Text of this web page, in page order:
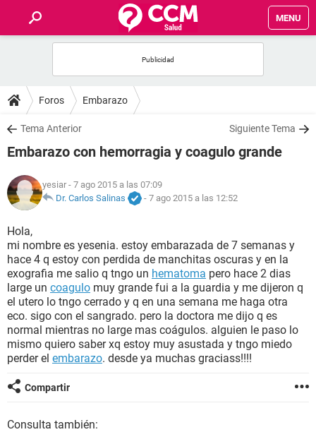
MENU
FOROS
SALUD
NUTRICIÓN
BIENESTAR
SEXUALIDAD
GLOSARIO
Foros Embarazo
Tema Anterior Siguiente Tema
Embarazo con hemorragia y coagulo grande
yesiar - 7 ago 2015 a las 07:09
Dr. Carlos Salinas
- 7 ago 2015 a las 12:52
Hola,
mi nombre es yesenia. estoy embarazada de 7 semanas y
hace 4 q estoy con perdida de manchitas oscuras y en la
exografia me salio q tngo un hematoma pero hace 2 dias
large un coagulo muy grande fui a la guardia y me dijeron q
el utero lo tngo cerrado y q en una semana me haga otra
eco. sigo con el sangrado. pero la doctora me dijo q es
normal mientras no large mas coágulos. alguien le paso lo
mismo quiero saber xq estoy muy asustada y tngo miedo
perder el embarazo. desde ya muchas graciass!!!!
Compartir
Consulta también: